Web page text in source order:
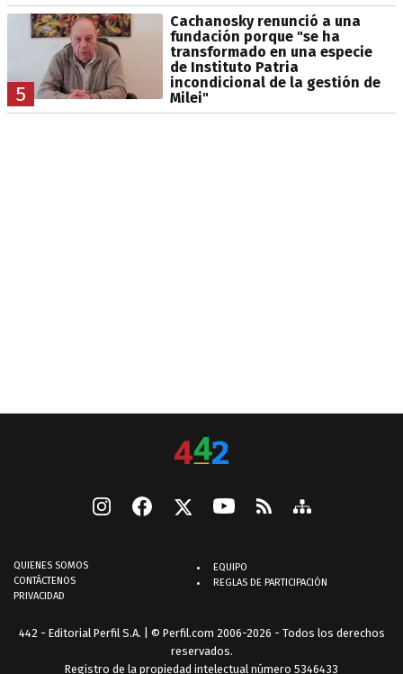
5
Cachanosky renunció a una
fundación porque "se ha
transformado en una especie
de Instituto Patria
incondicional de la gestión de
Milei"
QUIENES SOMOS
CONTÁCTENOS
PRIVACIDAD
EQUIPO
REGLAS DE PARTICIPACIÓN
442 - Editorial Perfil S.A. | © Perfil.com 2006-2026 - Todos los derechos
reservados.
Registro de la propiedad intelectual número 5346433